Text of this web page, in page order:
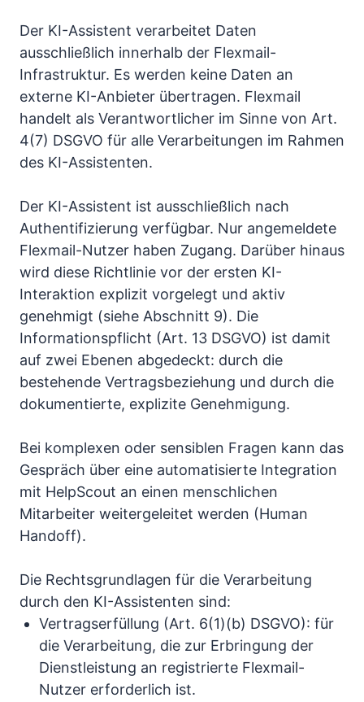
Der KI-Assistent verarbeitet Daten
ausschließlich innerhalb der Flexmail-
Infrastruktur. Es werden keine Daten an
externe KI-Anbieter übertragen. Flexmail
handelt als Verantwortlicher im Sinne von Art.
4(7) DSGVO für alle Verarbeitungen im Rahmen
des KI-Assistenten.
Der KI-Assistent ist ausschließlich nach
Authentifizierung verfügbar. Nur angemeldete
Flexmail-Nutzer haben Zugang. Darüber hinaus
wird diese Richtlinie vor der ersten KI-
Interaktion explizit vorgelegt und aktiv
genehmigt (siehe Abschnitt 9). Die
Informationspflicht (Art. 13 DSGVO) ist damit
auf zwei Ebenen abgedeckt: durch die
bestehende Vertragsbeziehung und durch die
dokumentierte, explizite Genehmigung.
Bei komplexen oder sensiblen Fragen kann das
Gespräch über eine automatisierte Integration
mit HelpScout an einen menschlichen
Mitarbeiter weitergeleitet werden (Human
Handoff).
Die Rechtsgrundlagen für die Verarbeitung
durch den KI-Assistenten sind:
Vertragserfüllung (Art. 6(1)(b) DSGVO): für
die Verarbeitung, die zur Erbringung der
Dienstleistung an registrierte Flexmail-
Nutzer erforderlich ist.